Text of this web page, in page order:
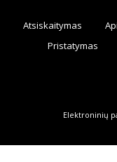
Atsiskaitymas
Pristatymas
Elektroninių